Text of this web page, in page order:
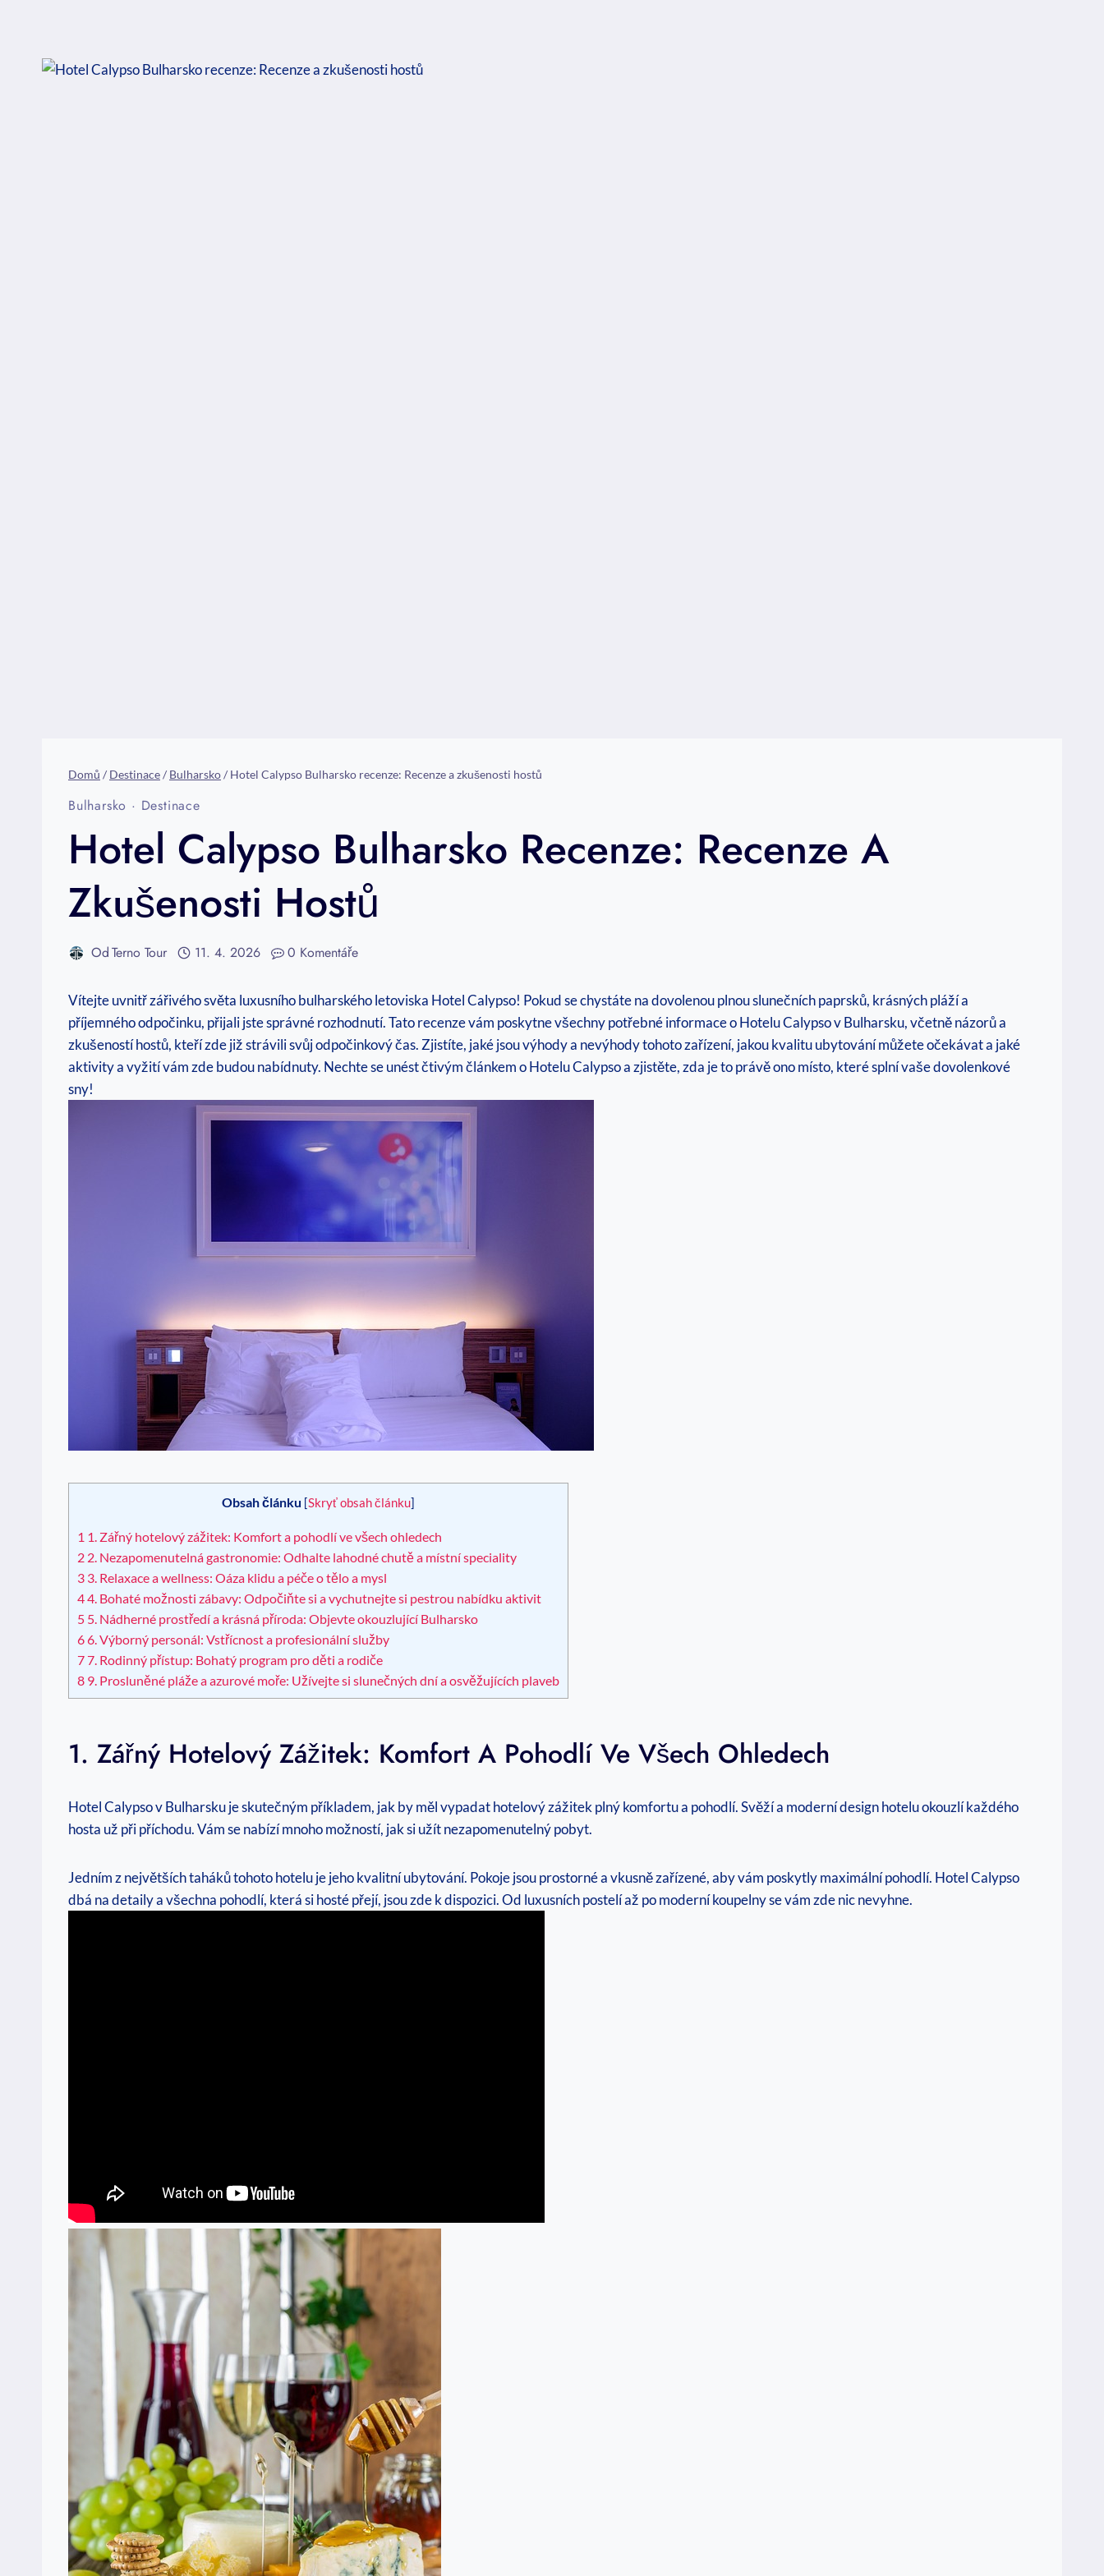
Domů / Destinace/ Bulharsko/ Hotel Calypso Bulharsko recenze: Recenze a zkušenosti hostů
Bulharsko · Destinace
Hotel Calypso Bulharsko Recenze: Recenze A
Zkušenosti Hostů
OdTerno Tour 11. 4. 2026 0 Komentáře
Vítejte uvnitř zářivého ⁤světa‍ luxusního ⁤bulharského letoviska Hotel Calypso! Pokud se chystáte na dovolenou plnou slunečních ‌paprsků, krásných pláží⁤ a
příjemného odpočinku, přijali jste správné rozhodnutí. Tato recenze vám poskytne všechny potřebné informace o⁣ Hotelu Calypso v Bulharsku, včetně názorů a
zkušeností hostů, kteří zde již strávili‌ svůj odpočinkový čas. Zjistíte, jaké ​jsou⁢ výhody a nevýhody tohoto zařízení, jakou kvalitu ubytování můžete očekávat a jaké
aktivity a⁣ vyžití vám‍ zde budou nabídnuty. Nechte se‌ unést⁣ čtivým článkem⁣ o Hotelu Calypso a zjistěte, zda je ‌to právě ono místo, které splní vaše dovolenkové
sny!
Obsah článku [Skryť obsah článku]
1 1. Zářný hotelový zážitek: Komfort a pohodlí ve všech ohledech
2 2. Nezapomenutelná gastronomie: Odhalte ⁤lahodné chutě a místní ‍speciality
3 3. ⁤Relaxace a ⁤wellness: Oáza‍ klidu a péče o tělo a mysl
44.⁤ Bohaté možnosti zábavy: Odpočiňte si a vychutnejte si pestrou nabídku aktivit
5 5. Nádherné prostředí a krásná příroda: Objevte ⁣okouzlující Bulharsko
66. Výborný personál: Vstřícnost a profesionální služby
77.⁣ Rodinný přístup: Bohatý program pro děti a rodiče
8 9. Prosluněné pláže⁤ a azurové moře: Užívejte si⁤ slunečných dní a osvěžujících plaveb
1. Zářný Hotelový Zážitek: Komfort A Pohodlí Ve Všech Ohledech
Hotel Calypso v Bulharsku je skutečným příkladem, jak by⁣ měl vypadat hotelový⁣ zážitek plný komfortu a ⁣pohodlí. Svěží a moderní design hotelu okouzlí každého
hosta už při ‌příchodu. Vám se nabízí mnoho‌ možností, ‍jak si užít ⁢nezapomenutelný pobyt.
Jedním z⁤ největších taháků tohoto hotelu je ⁣jeho kvalitní ubytování. Pokoje jsou⁢ prostorné a vkusně zařízené, aby vám poskytly maximální ​pohodlí. Hotel ‌Calypso
dbá na detaily a všechna pohodlí, která si hosté⁣ přejí, ⁣jsou ​zde k dispozici. Od luxusních ⁢postelí až⁢ po moderní koupelny se vám zde nic nevyhne.